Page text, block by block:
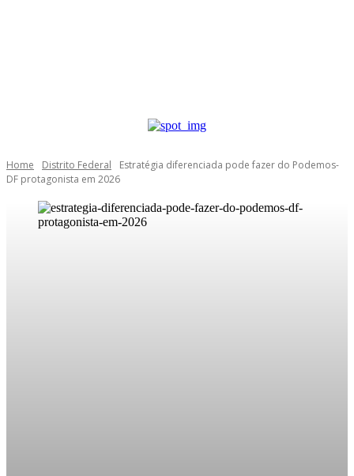
Home Distrito Federal
Estratégia diferenciada pode fazer do Podemos-
DF protagonista em 2026